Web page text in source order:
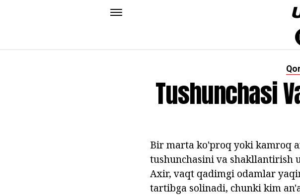
Tushunchasi
Bir marta ko'proq yoki kamroq
tushunchasini va shakllantirish
Axir, vaqt qadimgi odamlar
tartibga solinadi, chunki kim